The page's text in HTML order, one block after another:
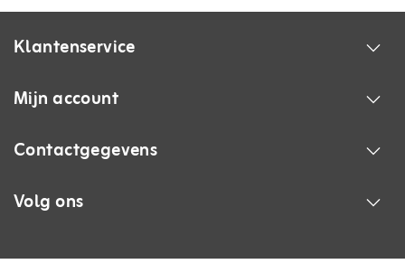
Klantenservice
Mijn account
Contactgegevens
Volg ons